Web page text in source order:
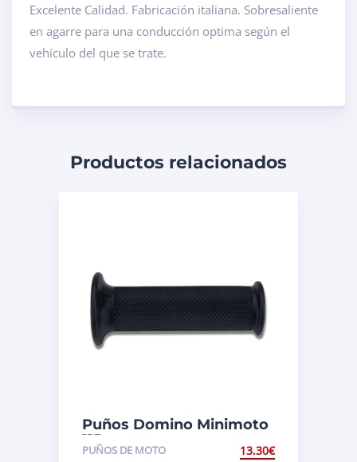
Excelente Calidad. Fabricación italiana. Sobresaliente
en agarre para una conducción optima según el
vehículo del que se trate.
Productos relacionados
Puños Domino Minimoto
115mm negro
1127.82.40.06
PUÑOS DE MOTO 13.30€